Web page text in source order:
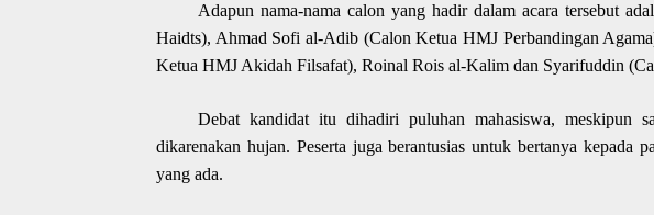
Adapun nama-nama calon yang hadir dalam acara tersebut
Haidts), Ahmad Sofi al-Adib (Calon Ketua HMJ Perbandingan
Ketua HMJ Akidah Filsafat), Roinal Rois al-Kalim dan Syarifuddin (
Debat kandidat itu dihadiri puluhan mahasiswa, meskipun
dikarenakan hujan. Pesertajuga berantusias untuk bertanya kepada
yang ada.